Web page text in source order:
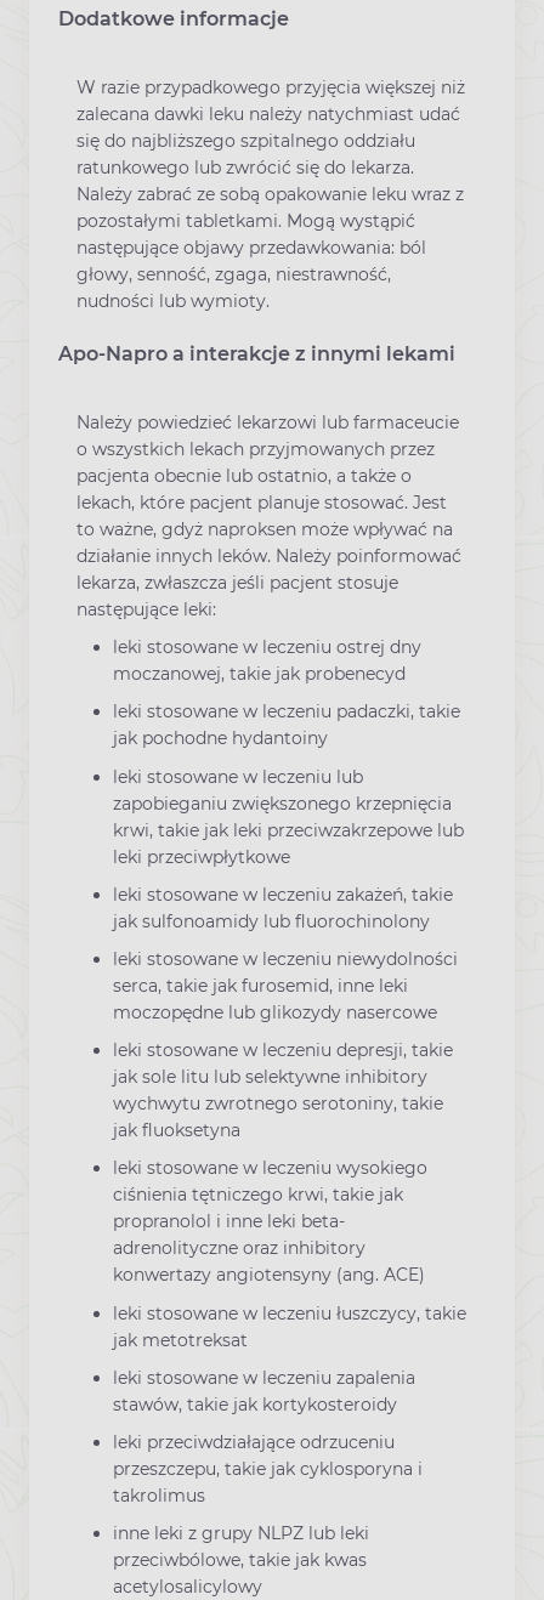
Dodatkowe informacje
W razie przypadkowego przyjęcia większej niż
zalecana dawki leku należy natychmiast udać
się do najbliższego szpitalnego oddziału
ratunkowego lub zwrócić się do lekarza.
Należy zabrać ze sobą opakowanie leku wraz z
pozostałymi tabletkami. Mogą wystąpić
następujące objawy przedawkowania: ból
głowy, senność, zgaga, niestrawność,
nudności lub wymioty.
Apo-Napro a interakcje z innymi lekami
Należy powiedzieć lekarzowi lub farmaceucie
o wszystkich lekach przyjmowanych przez
pacjenta obecnie lub ostatnio, a także o
lekach, które pacjent planuje stosować. Jest
to ważne, gdyż naproksen może wpływać na
działanie innych leków. Należy poinformować
lekarza, zwłaszcza jeśli pacjent stosuje
następujące leki:
leki stosowane w leczeniu ostrej dny
moczanowej, takie jak probenecyd
leki stosowane w leczeniu padaczki, takie
jak pochodne hydantoiny
leki stosowane w leczeniu lub
zapobieganiu zwiększonego krzepnięcia
krwi, takie jak leki przeciwzakrzepowe lub
leki przeciwpłytkowe
leki stosowane w leczeniu zakażeń, takie
jak sulfonoamidy lub fluorochinolony
leki stosowane w leczeniu niewydolności
serca, takie jak furosemid, inne leki
moczopędne lub glikozydy nasercowe
leki stosowane w leczeniu depresji, takie
jak sole litu lub selektywne inhibitory
wychwytu zwrotnego serotoniny, takie
jak fluoksetyna
leki stosowane w leczeniu wysokiego
ciśnienia tętniczego krwi, takie jak
propranolol i inne leki beta-
adrenolityczne oraz inhibitory
konwertazy angiotensyny (ang. ACE)
leki stosowane w leczeniu łuszczycy, takie
jak metotreksat
leki stosowane w leczeniu zapalenia
stawów, takie jak kortykosteroidy
leki przeciwdziałające odrzuceniu
przeszczepu, takie jak cyklosporyna i
takrolimus
inne leki z grupy NLPZ lub leki
przeciwbólowe, takie jak kwas
acetylosalicylowy